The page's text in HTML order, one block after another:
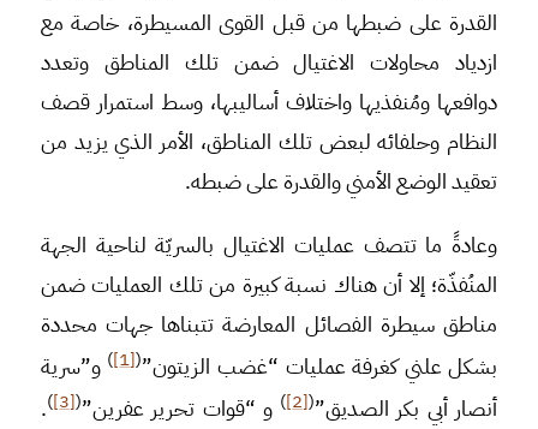
القدرة على ضبطها من قبل القوى المسيطرة، خاصة مع
ازدياد محاولات الاغتيال ضمن تلك المناطق وتعدد
دوافعها ومُنفذيها واختلاف أساليبها، وسط استمرار قصف
النظام وحلفائه لبعض تلك المناطق، الأمر الذي يزيد من
تعقيد الوضع الأمني والقدرة على ضبطه.
وعادةً ما تتصف عمليات الاغتيال بالسريّة لناحية الجهة
المنُفذّة؛ إلا أن هناك نسبة كبيرة من تلك العمليات ضمن
مناطق سيطرة الفصائل المعارضة تتبناها جهات محددة
بشكل علني كغرفة عمليات “غضب الزيتون”(
[1]
) و”سرية
أنصار أبي بكر الصديق”(
[2]
) و “قوات تحرير عفرين”(
[3]
)
.